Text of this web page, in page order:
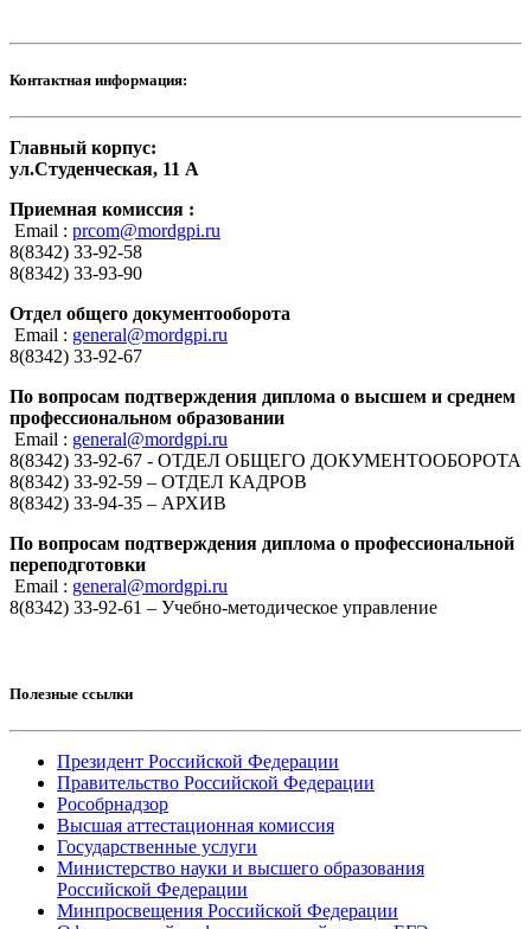
Контактная информация:
Главный корпус:
ул.Студенческая, 11 А
Приемная комиссия :
Email : prcom@mordgpi.ru
8(8342) 33-92-58
8(8342) 33-93-90
Отдел общего документооборота
Email : general@mordgpi.ru
8(8342) 33-92-67
По вопросам подтверждения диплома о высшем и среднем
профессиональном образовании
Email : general@mordgpi.ru
8(8342) 33-92-67 - ОТДЕЛ ОБЩЕГО ДОКУМЕНТООБОРОТА
8(8342) 33-92-59 – ОТДЕЛ КАДРОВ
8(8342) 33-94-35 – АРХИВ
По вопросам подтверждения диплома о профессиональной
переподготовки
Email : general@mordgpi.ru
8(8342) 33-92-61 – Учебно-методическое управление
Полезные ссылки
Президент Российской Федерации
Правительство Российской Федерации
Рособрнадзор
Высшая аттестационная комиссия
Государственные услуги
Министерство науки и высшего образования
Российской Федерации
Минпросвещения Российской Федерации